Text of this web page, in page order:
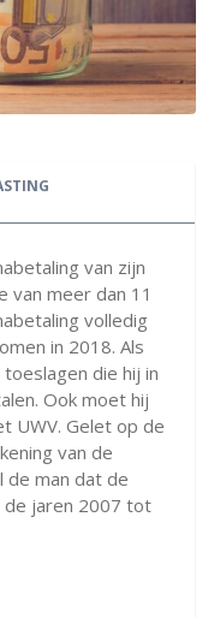
van zijn
van meer dan 11
volledig
in 2018. Als
die hij in
Ook moet hij
UWV. Gelet op de
van de
de man dat de
jaren 2007 tot